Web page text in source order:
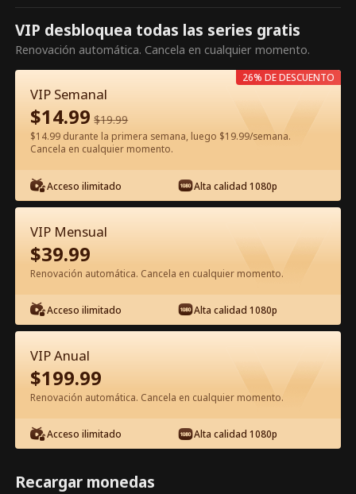
Es un episodio de pago.
Desbloquéalo para verlo.
60
Episodio 52 - Rey de Guerra: Mi
Regreso Hace Caer a la Nación
Película Completa
1-50 51-90 Todos los Episodios
52 53 55
VIP desbloquea todas las series gratis
Renovación automática. Cancela en cualquier momento.
VIP Semanal
$14.99 $19.99
$14.99 durante la primera semana, luego $19.99/semana.
Cancela en cualquier momento.
Acceso ilimitado Alta calidad 1080p
26% DE DESCUENTO
VIP Mensual
$39.99
Renovación automática. Cancela en cualquier momento.
Acceso ilimitado Alta calidad 1080p
VIP Anual
$199.99
Renovación automática. Cancela en cualquier momento.
Acceso ilimitado Alta calidad 1080p
Recargar monedas